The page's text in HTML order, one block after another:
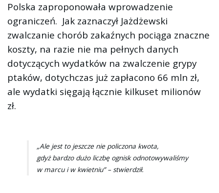
Polska zaproponowała wprowadzenie
ograniczeń. Jak zaznaczył Jażdżewski
zwalczanie chorób zakaźnych pociąga znaczne
koszty, na razie nie ma pełnych danych
dotyczących wydatków na zwalczenie grypy
ptaków, dotychczas już zapłacono 66 mln zł,
ale wydatki sięgają łącznie kilkuset milionów
zł.
„Ale jest to jeszcze nie policzona kwota,
gdyż bardzo dużo liczbę ognisk odnotowywaliśmy
w marcu i w kwietniu” – stwierdził.